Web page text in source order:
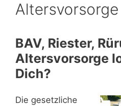
Altersvorsorge
BAV, Riester,
Altersvorsorge
Dich?
Die gesetzliche